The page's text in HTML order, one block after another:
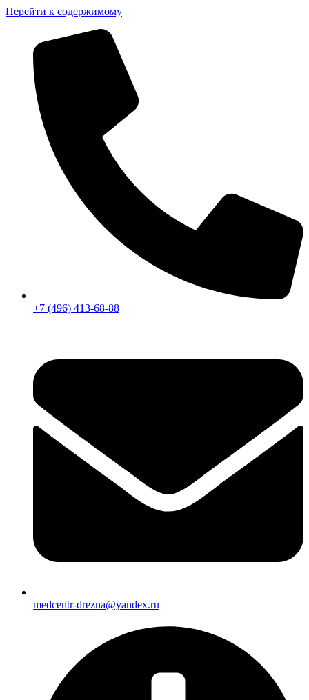
Перейти к содержимому
+7 (496) 413-68-88
medcentr-drezna@yandex.ru